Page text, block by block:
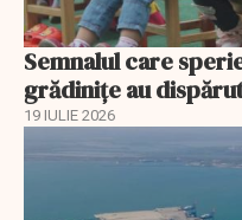
Semnalul care
grădinițe au
19 IULIE 2026